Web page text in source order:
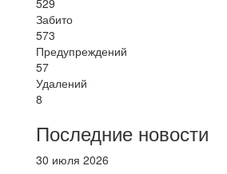
Забито
573
Предупреждений
57
Удалений
8
Последние новости
30 июля 2026